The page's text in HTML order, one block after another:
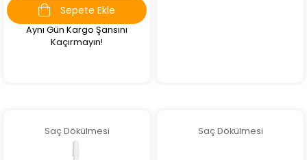
Sepete Ekle
Aynı Gün Kargo Şansını
Kaçırmayın!
Saç Dökülmesi Saç Dökülmesi